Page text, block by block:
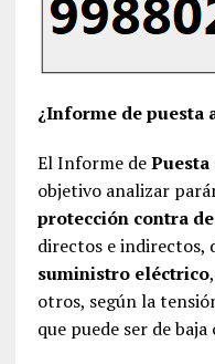
¿Informe de puesta
El Informe de
objetivo analizar
protección contra
directos e indirectos,
suministro eléctrico
otros, según la
que puede ser de